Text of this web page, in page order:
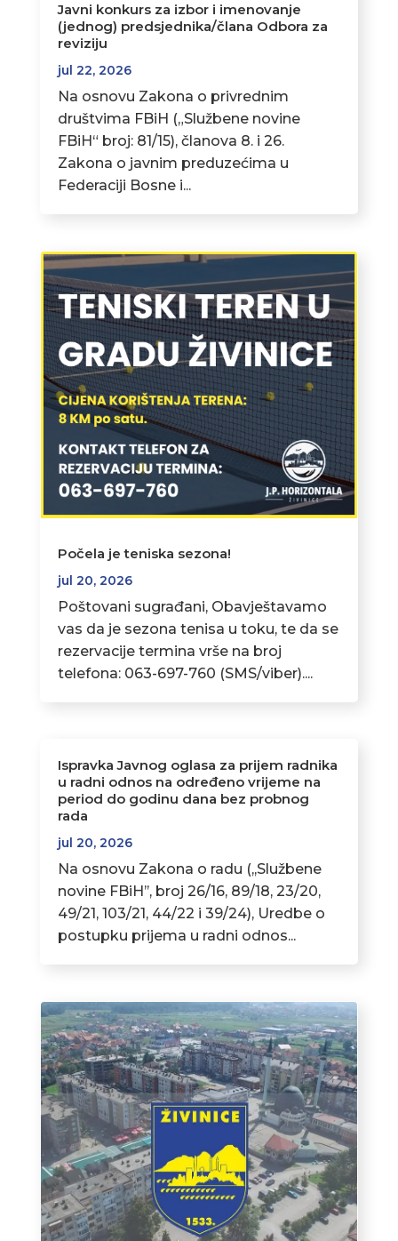
Javni konkurs za izbor i imenovanje
(jednog) predsjednika/člana Odbora za
reviziju
jul 22, 2026
Na osnovu Zakona o privrednim
društvima FBiH („Službene novine
FBiH“ broj: 81/15), članova 8. i 26.
Zakona o javnim preduzećima u
Federaciji Bosne i...
Počela je teniska sezona!
jul 20, 2026
Poštovani sugrađani, Obavještavamo
vas da je sezona tenisa u toku, te da se
rezervacije termina vrše na broj
telefona: 063-697-760 (SMS/viber)....
Ispravka Javnog oglasa za prijem radnika
u radni odnos na određeno vrijeme na
period do godinu dana bez probnog
rada
jul 20, 2026
Na osnovu Zakona o radu (,,Službene
novine FBiH’’, broj 26/16, 89/18, 23/20,
49/21, 103/21, 44/22 i 39/24), Uredbe o
postupku prijema u radni odnos...